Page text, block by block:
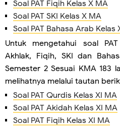
Soal PAT Fiqih Kelas X MA
Soal PAT SKI Kelas X MA
Soal PAT Bahasa Arab Kelas
Untuk mengetahui soal
Akhlak, Fiqih, SKI dan
Semester 2 Sesuai KMA 183
melihatnya melalui tautan
Soal PAT Qurdis Kelas XI MA
Soal PAT Akidah Kelas XI MA
Soal PAT Fiqih Kelas XI MA